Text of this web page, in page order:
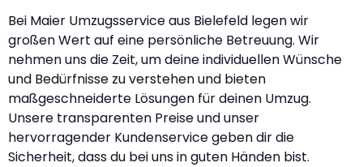
Bei Maier Umzugsservice aus Bielefeld legen wir
großen Wert auf eine persönliche Betreuung. Wir
nehmen uns die Zeit, um deine individuellen Wünsche
und Bedürfnisse zu verstehen und bieten
maßgeschneiderte Lösungen für deinen Umzug.
Unsere transparenten Preise und unser
hervorragender Kundenservice geben dir die
Sicherheit, dass du bei uns in guten Händen bist.